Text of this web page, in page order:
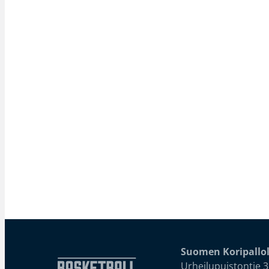
Suomen
Urheilupuistontie 3